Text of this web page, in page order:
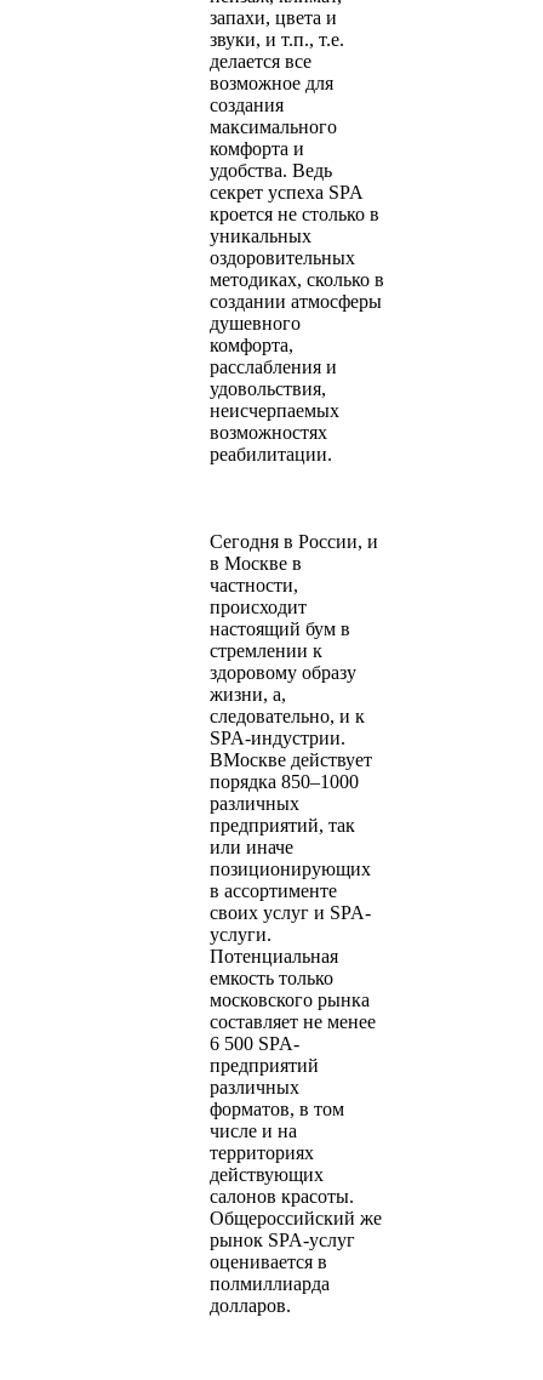
запахи, цвета и
звуки, и т.п., т.е.
делается все
возможное для
создания
максимального
комфорта и
удобства. Ведь
секрет успеха SPA
кроется не столько в
уникальных
оздоровительных
методиках, сколько в
создании атмосферы
душевного
комфорта,
расслабления и
удовольствия,
неисчерпаемых
возможностях
реабилитации.
Сегодня в России, и
в Москве в
частности,
происходит
настоящий бум в
стремлении к
здоровому образу
жизни, а,
следовательно, и к
SPA-индустрии.
ВМоскве действует
порядка 850–1000
различных
предприятий, так
или иначе
позиционирующих
в ассортименте
своих услуг и SPA-
услуги.
Потенциальная
емкость только
московского рынка
составляет не менее
6 500 SPA-
предприятий
различных
форматов, в том
числе и на
территориях
действующих
салонов красоты.
Общероссийский же
рынок SPA-услуг
оценивается в
полмиллиарда
долларов.